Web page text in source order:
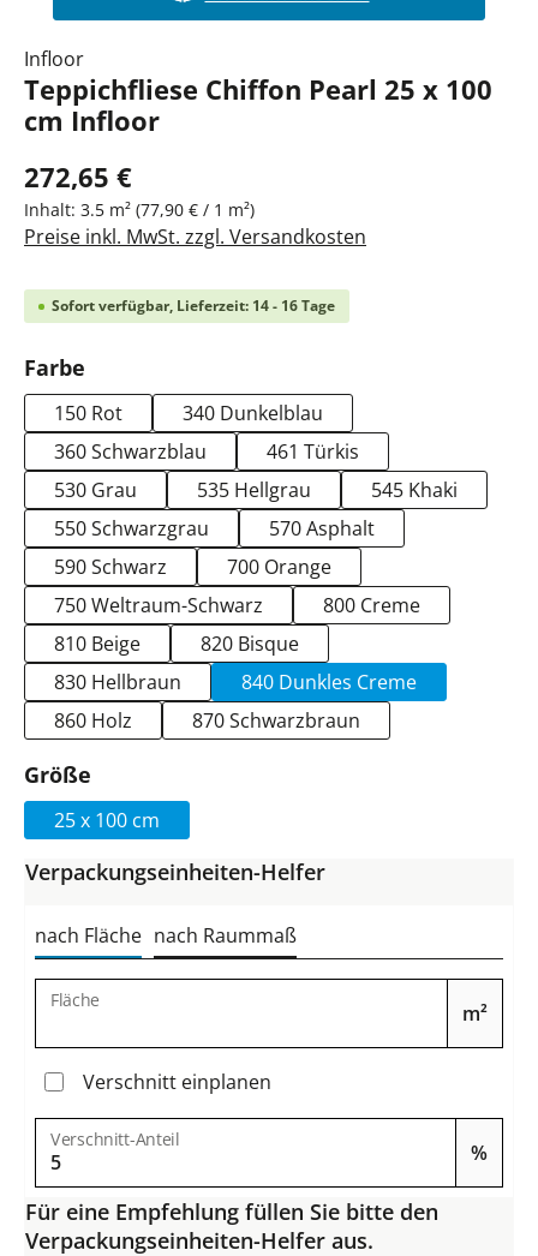
Infloor
Teppichfliese Chiffon Pearl 25 x 100
cm Infloor
272,65 €
Inhalt: 3.5 m² (77,90 € / 1 m²)
Preise inkl. MwSt. zzgl. Versandkosten
Sofort verfügbar, Lieferzeit: 14 - 16 Tage
Farbe
150 Rot
340 Dunkelblau
360 Schwarzblau
461 Türkis
530 Grau
535 Hellgrau
545 Khaki
550 Schwarzgrau
570 Asphalt
590 Schwarz
700 Orange
750 Weltraum-Schwarz
800 Creme
810 Beige
820 Bisque
830 Hellbraun
840 Dunkles Creme
860 Holz
870 Schwarzbraun
Größe
25 x 100 cm
Verpackungseinheiten-Helfer
nach Fläche nach Raummaß
Fläche
m²
Verschnitt einplanen
Verschnitt-Anteil
%
Für eine Empfehlung füllen Sie bitte den
Verpackungseinheiten-Helfer aus.